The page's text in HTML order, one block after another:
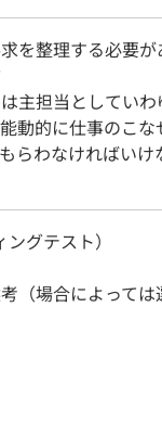
を整理する必要
主担当としてい
動的に仕事のこな
らわなければい
グテスト）
（場合によっては